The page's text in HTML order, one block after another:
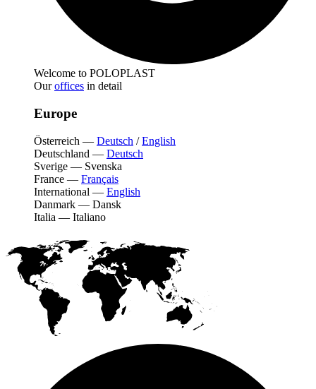
Welcome to POLOPLAST
Ouroffices in detail
Europe
Österreich — Deutsch /English
Deutschland — Deutsch
Sverige — Svenska
France — Français
International — English
Danmark — Dansk
Italia — Italiano